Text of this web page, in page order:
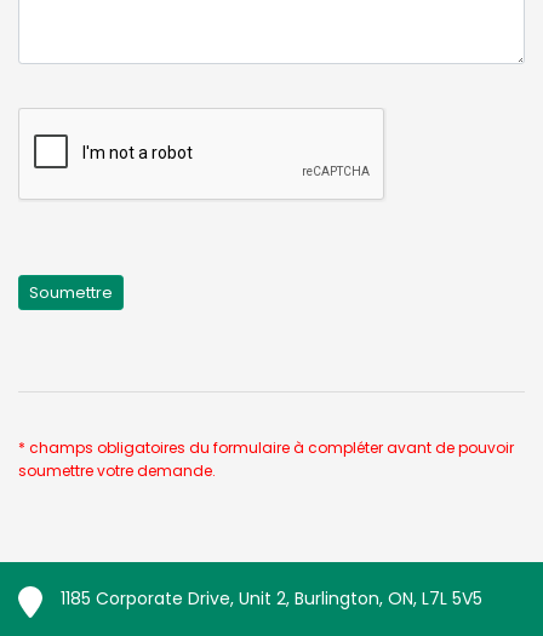
* champs obligatoires du formulaire à compléter avant de pouvoir
soumettre votre demande.
1185 Corporate Drive, Unit 2, Burlington, ON, L7L 5V5